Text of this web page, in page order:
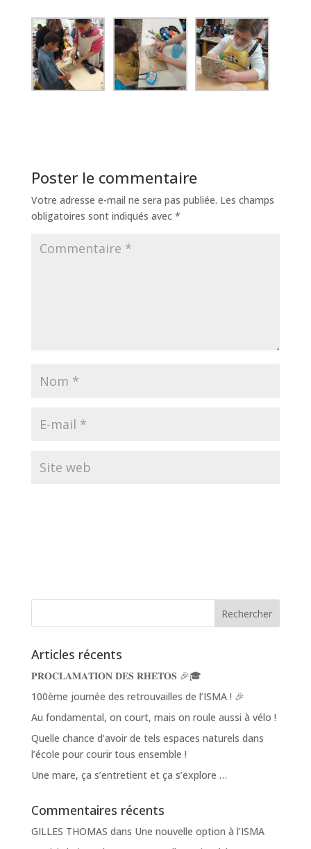
Poster le commentaire
Votre adresse e-mail ne sera pas publiée. Les champs
obligatoires sont indiqués avec *
Articles récents
𝐏𝐑𝐎𝐂𝐋𝐀𝐌𝐀𝐓𝐈𝐎𝐍 𝐃𝐄𝐒 𝐑𝐇𝐄𝐓𝐎𝐒 🎉🎓
100ème journée des retrouvailles de l’ISMA ! 🎉
Au fondamental, on court, mais on roule aussi à vélo !
Quelle chance d’avoir de tels espaces naturels dans
l’école pour courir tous ensemble !
Une mare, ça s’entretient et ça s’explore …
Commentaires récents
GILLES THOMAS dans Une nouvelle option à l’ISMA